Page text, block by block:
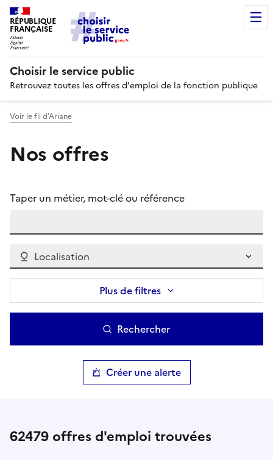
RÉPUBLIQUE
FRANÇAISE
Choisir le service public
Retrouvez toutes les offres d'emploi de la fonction publique
Voir le fil d’Ariane
Nos offres
Taper un métier, mot-clé ou référence
Localisation
Plus de filtres
Rechercher
Créer une alerte
62479 offres d'emploi trouvées